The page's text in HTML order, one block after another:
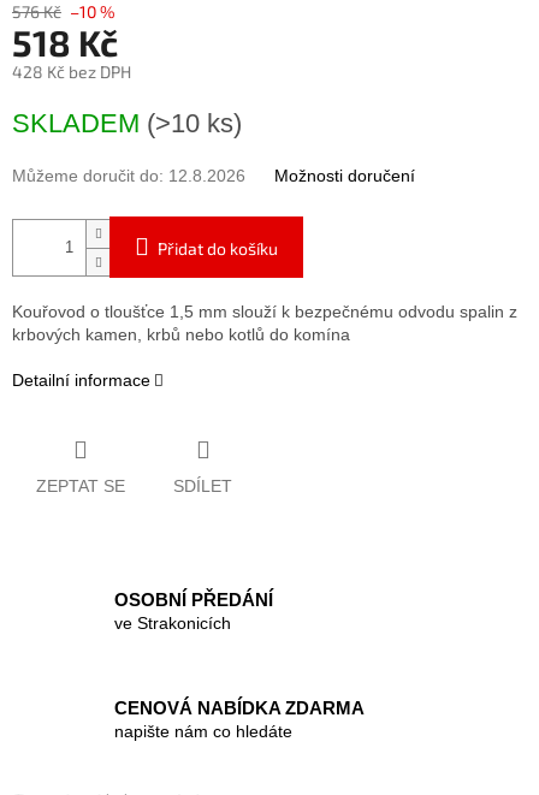
576 Kč –10 %
518 Kč
428 Kč bez DPH
cena:
SKLADEM (>10 ks)
Můžeme doručit do: 12.8.2026 Možnosti doručení
Přidat do košíku
Kouřovod o tloušťce 1,5 mm slouží k bezpečnému odvodu spalin z
krbových kamen, krbů nebo kotlů do komína
Detailní informace
ZEPTAT SE SDÍLET
OSOBNÍ PŘEDÁNÍ
ve Strakonicích
CENOVÁ NABÍDKA ZDARMA
napište nám co hledáte